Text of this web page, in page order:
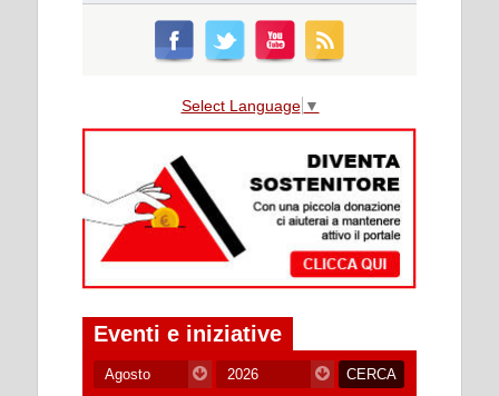
Select Language ▼
Eventi e iniziative